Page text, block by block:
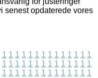
senest opdaterede vores
1 1 1 1 1 1 1 1 1 1 1 1 1 1
1 1 1 1 1 1 1 1 1 1 1 1 1 1
1 1 1 1 1 1 1 1 1 1 1 1 1 1